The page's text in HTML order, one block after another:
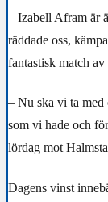
– Izabell Afram är
räddade oss,
fantastisk match av
– Nu ska vi ta med
som vi hade och
lördag mot
Dagens vinst